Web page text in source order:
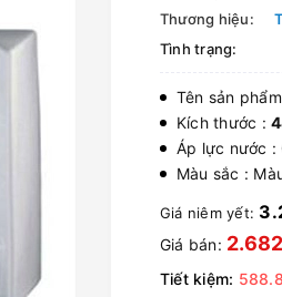
Thương hiệu:
Tình trạng:
Tên sản
Kích thước :
Áp lực nước :
Màu sắc :
Giá niêm yết:
Giá bán:
Tiết kiệm: